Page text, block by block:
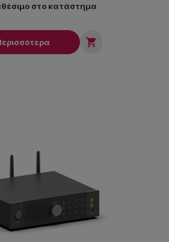
στο κατάστημα
